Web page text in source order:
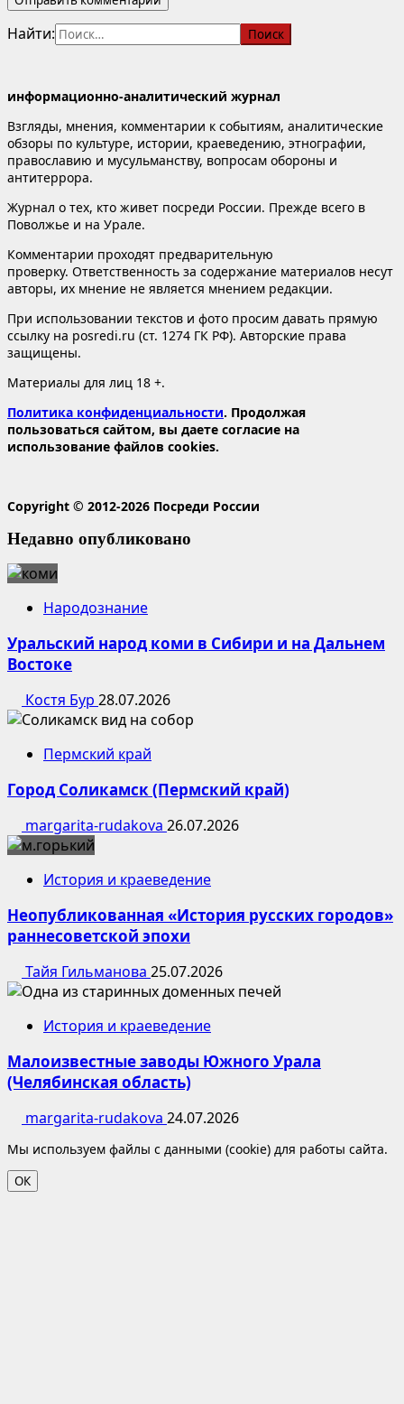
Найти:
информационно-аналитический журнал
Взгляды, мнения, комментарии к событиям, аналитические
обзоры по культуре, истории, краеведению, этнографии,
православию и мусульманству, вопросам обороны и
антитеррора.
Журнал о тех, кто живет посреди России. Прежде всего в
Поволжье и на Урале.
Комментарии проходят предварительную
проверку. Ответственность за содержание материалов несут
авторы, их мнение не является мнением редакции.
При использовании текстов и фото просим давать прямую
ссылку на posredi.ru (ст. 1274 ГК РФ). Авторские права
защищены.
Материалы для лиц 18 +.
Политика конфиденциальности. Продолжая
пользоваться сайтом, вы даете согласие на
использование файлов cookies.
Copyright © 2012-2026 Посреди России
Недавно опубликовано
Народознание
Уральский народ коми в Сибири и на Дальнем
Востоке
Костя Бур 28.07.2026
Пермский край
Город Соликамск (Пермский край)
margarita-rudakova 26.07.2026
История и краеведение
Неопубликованная «История русских городов»
раннесоветской эпохи
Тайя Гильманова 25.07.2026
История и краеведение
Малоизвестные заводы Южного Урала
(Челябинская область)
margarita-rudakova 24.07.2026
Мы используем файлы с данными (cookie) для работы сайта.
ОК